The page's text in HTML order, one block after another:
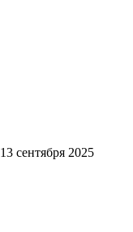
13 сентября 2025